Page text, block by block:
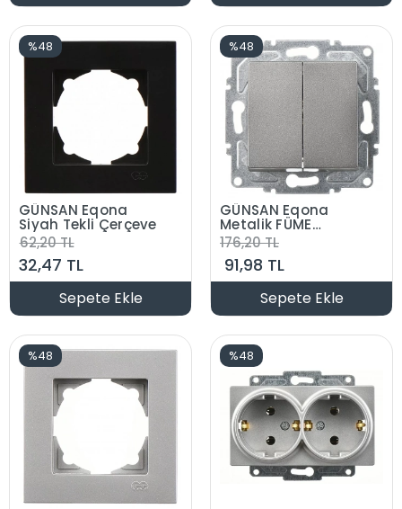
%48
GÜNSAN Eqona
Siyah Tekli Çerçeve
62,20 TL
32,47 TL
Sepete Ekle
%48
GÜNSAN Eqona
Metalik FÜME
Komitatör Anahtar
Düğme +
Mekanizma
176,20 TL
91,98 TL
Sepete Ekle
%48 %48